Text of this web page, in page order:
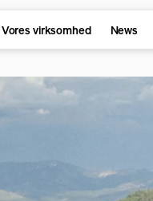
Vores virksomhed News